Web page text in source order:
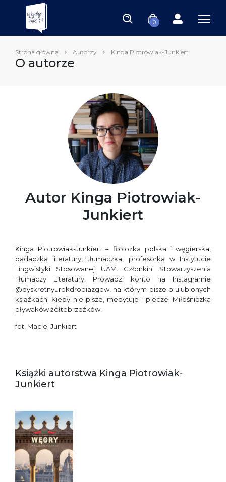
0
Strona główna Autorzy Kinga Piotrowiak-Junkiert
O autorze
Autor Kinga Piotrowiak-
Junkiert
Kinga Piotrowiak-Junkiert – filolożka polska i węgierska,
badaczka literatury, tłumaczka, profesorka w Instytucie
Lingwistyki Stosowanej UAM. Członkini Stowarzyszenia
Tłumaczy Literatury. Prowadzi konto na Instagramie
@dyskretnyurokdrobiazgow, na którym pisze o ulubionych
książkach. Kiedy nie pisze, medytuje i piecze. Miłośniczka
pływaków żółtobrzeżków.
fot. Maciej Junkiert
Książki autorstwa Kinga Piotrowiak-
Junkiert